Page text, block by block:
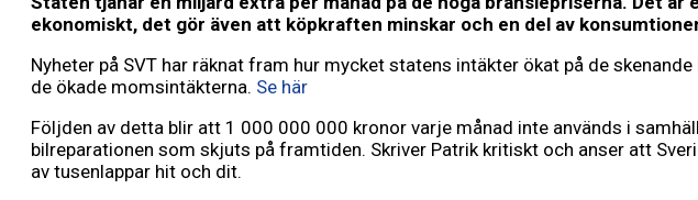
ekonomiskt, det gör även att köpkraften minskar och en del av
Nyheter på SVT har räknat fram hur mycket statens intäkter ökat på de
de ökade momsintäkterna. Se här
Följden av detta blir att 1 000 000 000 kronor varje månad inte används i
bilreparationen som skjuts på framtiden. Skriver Patrik kritiskt och anser att
av tusenlappar hit och dit.